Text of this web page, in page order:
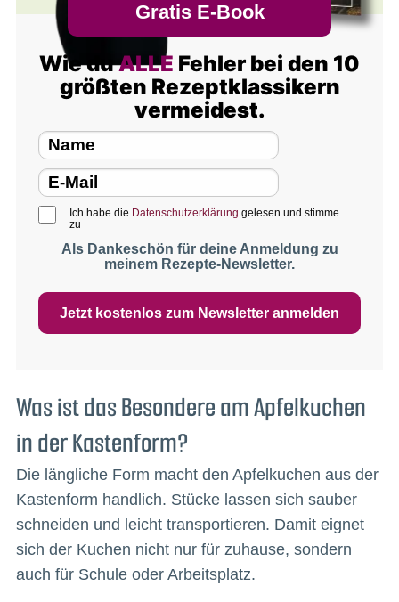
Gratis E-Book
Wie duALLE Fehler bei den 10
größten Rezeptklassikern
vermeidest.
Ich habe die Datenschutzerklärung gelesen und stimme
zu
Als Dankeschön für deine Anmeldung zu
meinem Rezepte-Newsletter.
Jetzt kostenlos zum Newsletter anmelden
Was ist das Besondere am Apfelkuchen
in der Kastenform?
Die längliche Form macht den Apfelkuchen aus der
Kastenform handlich. Stücke lassen sich sauber
schneiden und leicht transportieren. Damit eignet
sich der Kuchen nicht nur für zuhause, sondern
auch für Schule oder Arbeitsplatz.